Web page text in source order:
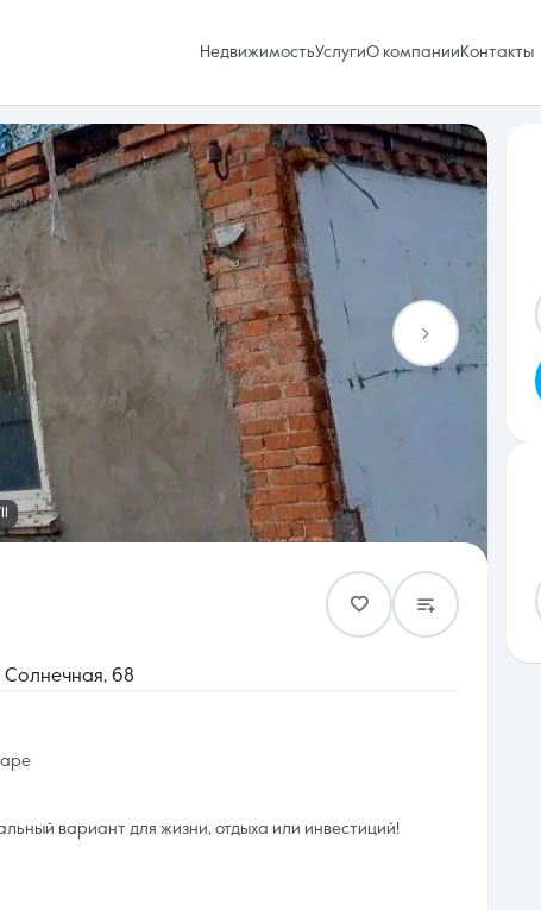
НедвижимостьУслугиО компании Контакты
Избранное
0 объявлений
Услуги
Контакты
Ежедневно с 08:30 до 20:00
Солнечная, 68
вариант для жизни, отдыха или инвестиций!